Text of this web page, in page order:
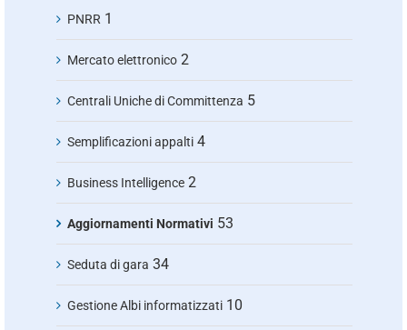
PNRR 1
Mercato elettronico 2
Centrali Uniche di Committenza 5
Semplificazioni appalti 4
Business Intelligence 2
Aggiornamenti Normativi 53
Seduta di gara 34
Gestione Albi informatizzati 10